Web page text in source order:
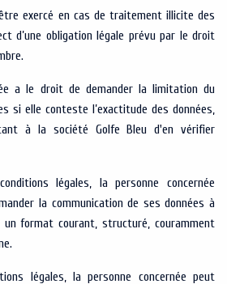
exercé en cas de traitement illicite des
d’une obligation légale prévu par le droit
a le droit de demander la limitation du
si elle conteste l’exactitude des données,
à la société Golfe Bleu d'en vérifier
légales, la personne concernée
la communication de ses données à
un format courant, structuré, couramment
légales, la personne concernée peut